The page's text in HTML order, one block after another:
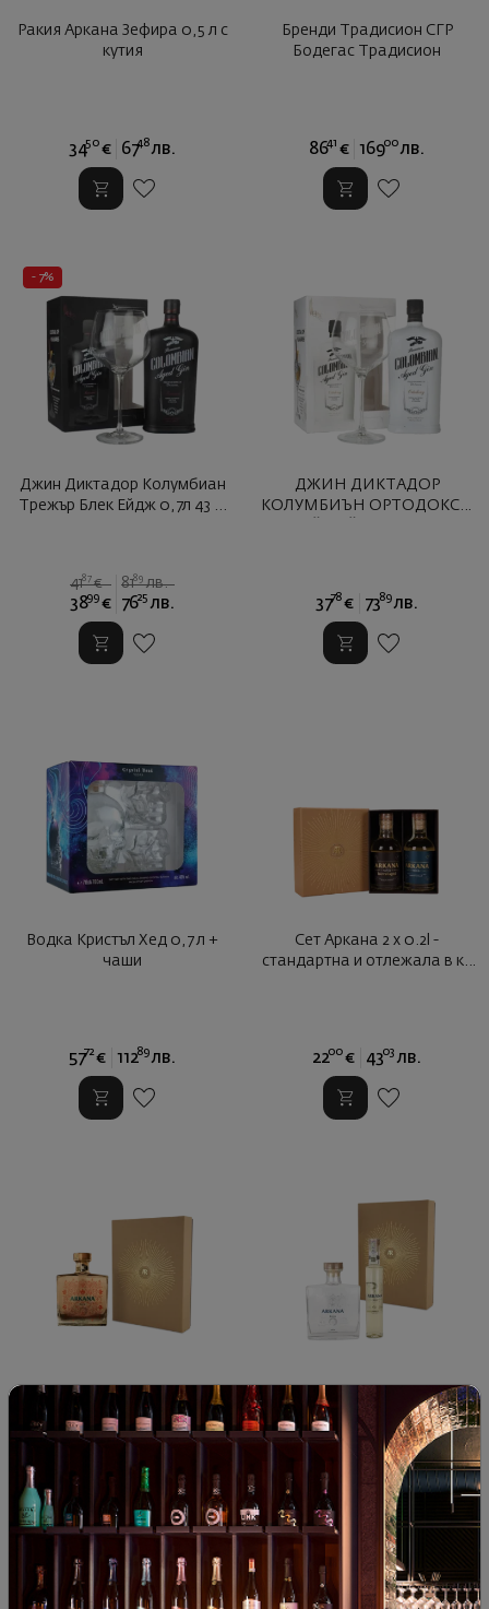
Ракия Аркана Зефира 0,5 л с
кутия
3450 € 6748 лв.
Бренди Традисион СГР
Бодегас Традисион
8641 € 16900 лв.
- 7%
Джин Диктадор Колумбиан
Трежър Блек Ейдж 0,7л 43 ...
4187 € 8189 лв.
3899 € 7625 лв.
ДЖИН ДИКТАДОР
КОЛУМБИЪН ОРТОДОКСИ
3778 € 7389 лв.
Водка Кристъл Хед 0,7 л +
чаши
5772 € 11289 лв.
Сет Аркана 2 x 0.2l -
стандартна и отлежала в ку
2200 € 4303 лв.
Ракия Аркана Еура в
Подаръчна кутия
34 € 67 48 лв.
Промо Сет Аркана Нота 0.5l
и Аркана Бореа 0.2l в ...
3835 75 01 лв.